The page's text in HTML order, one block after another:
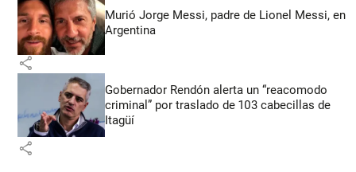
Murió Jorge Messi, padre de Lionel Messi, en
Argentina
share
Gobernador Rendón alerta un “reacomodo
criminal” por traslado de 103 cabecillas de
Itagüí
share